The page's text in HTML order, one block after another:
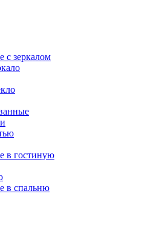
зеркалом
в гостиную
в спальню